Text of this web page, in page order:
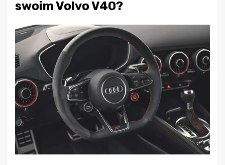
swoim Volvo V40?